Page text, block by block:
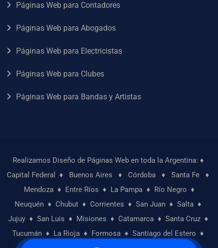
Páginas Web para Contadores
Páginas Web para Abogados
Páginas Web para Electricistas
Páginas Web para Clubes
Páginas Web para Bandas y Artistas
Realizamos Diseño de Páginas Web en toda la Argentina: ♦
Capital Federal
♦ Buenos Aires ♦ Córdoba ♦ Santa Fe ♦
Mendoza♦ Entre Ríos ♦ La Pampa♦ Río Negro ♦
Neuquén ♦ Chubut ♦ Corrientes ♦ San Juan ♦ Salta ♦
Jujuy♦ San Luis ♦ Misiones ♦ Catamarca♦ Santa Cruz♦
Tucumán ♦ La Rioja ♦ Formosa ♦ Santiago del Estero ♦